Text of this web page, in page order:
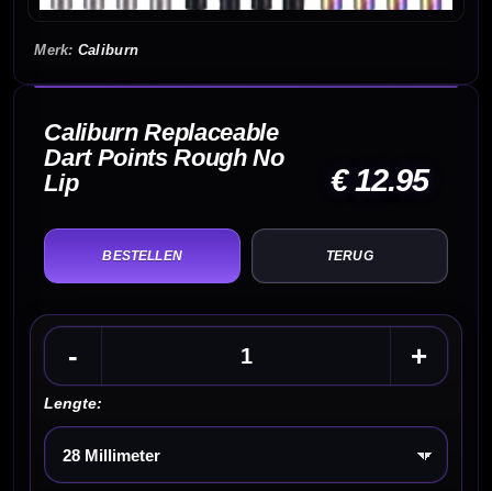
Caliburn
Caliburn Replaceable
Dart Points Rough No
Lip
€ 12.95
TERUG
- +
Lengte:
Kies een optie